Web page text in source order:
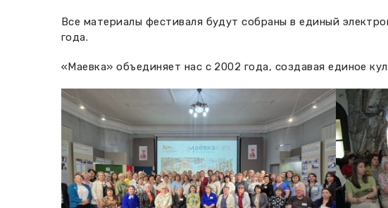
Все материалы фестиваля будут собраны в единый
года.
«Маевка» объединяет нас с 2002 года, создавая единое